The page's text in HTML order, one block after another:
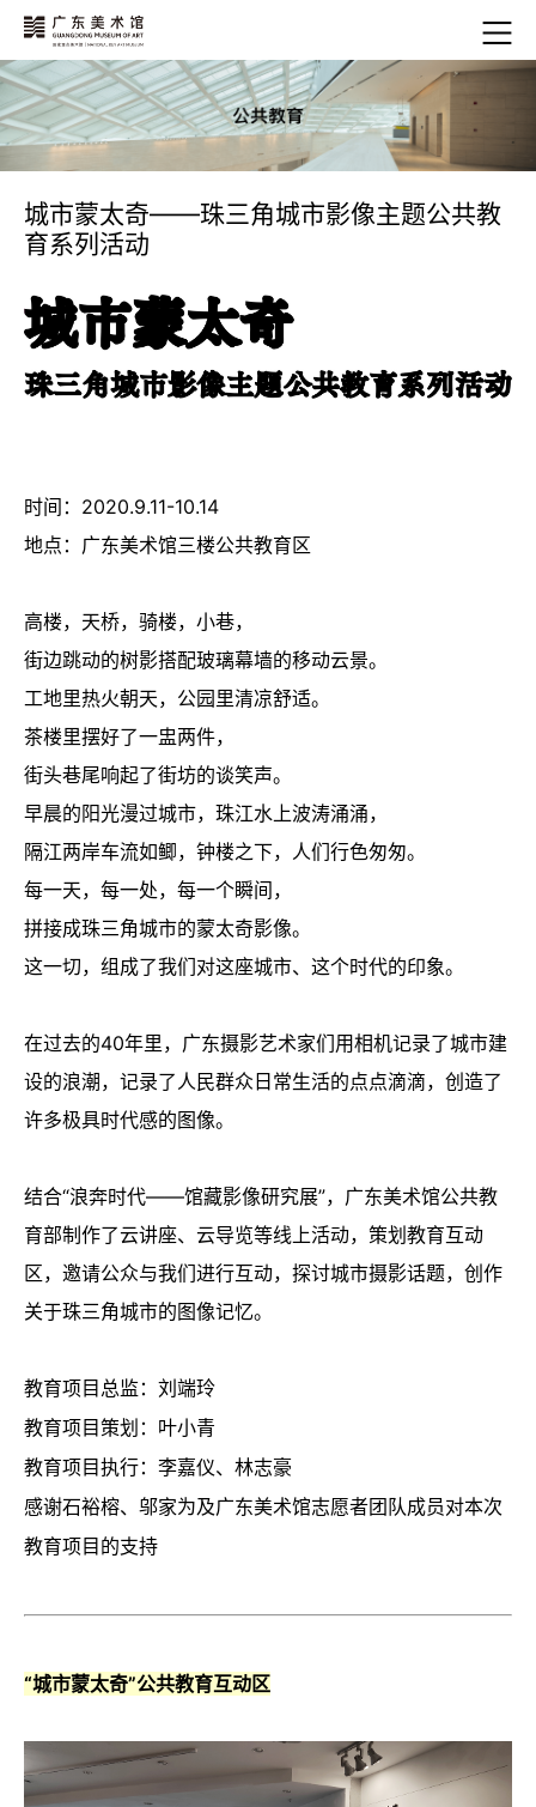
城市蒙太奇——珠三角城市影像主题公共教
育系列活动
时间：2020.9.11-10.14
地点：广东美术馆三楼公共教育区
高楼，天桥，骑楼，小巷，
街边跳动的树影搭配玻璃幕墙的移动云景。
工地里热火朝天，公园里清凉舒适。
茶楼里摆好了一盅两件，
街头巷尾响起了街坊的谈笑声。
早晨的阳光漫过城市，珠江水上波涛涌涌，
隔江两岸车流如鲫，钟楼之下，人们行色匆匆。
每一天，每一处，每一个瞬间，
拼接成珠三角城市的蒙太奇影像。
这一切，组成了我们对这座城市、这个时代的印象。
在过去的40年里，广东摄影艺术家们用相机记录了城市建
设的浪潮，记录了人民群众日常生活的点点滴滴，创造了
许多极具时代感的图像。
结合“浪奔时代——馆藏影像研究展”，广东美术馆公共教
育部制作了云讲座、云导览等线上活动，策划教育互动
区，邀请公众与我们进行互动，探讨城市摄影话题，创作
关于珠三角城市的图像记忆。
教育项目总监：刘端玲
教育项目策划：叶小青
教育项目执行：李嘉仪、林志豪
感谢石裕榕、邬家为及广东美术馆志愿者团队成员对本次
教育项目的支持
“城市蒙太奇”公共教育互动区